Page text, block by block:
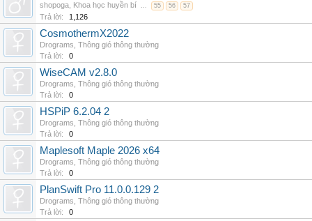
shopoga Khoa học huyền bí ... 55 56 57
Trả lời: 1,126
CosmothermX2022
Drograms Thông gió thông thường
Trả lời:
0
WiseCAM v2.8.0
Drograms Thông gió thông thường
Trả lời:
0
HSPiP 6.2.04 2
Drograms Thông gió thông thường
Trả lời:
0
Maplesoft Maple 2026 x64
Drograms Thông gió thông thường
Trả lời:
0
PlanSwift Pro 11.0.0.129 2
Drograms Thông gió thông thường
Trả lời:
0